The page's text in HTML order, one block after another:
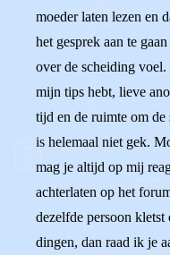
moeder laten lezen en
het gesprek aan te
over de scheiding
mijn tips hebt, lieve
tijd en de ruimte om
is helemaal niet gek.
mag je altijd op mij
achterlaten op het
dezelfde persoon
dingen, dan raad ik je